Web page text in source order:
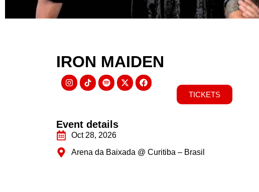
IRON MAIDEN
TICKETS
Event details
Oct 28, 2026
Arena da Baixada @ Curitiba – Brasil